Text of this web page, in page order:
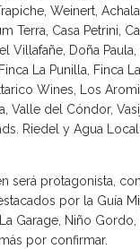
Weinert,
Terra, Casa Petrini,
Villafañe, Doña
La Punilla, Finca
Wines, Los
Valle del Cóndor,
Riedel y Agua
será protagonista,
por la Guía
Garage, Niño
por confirmar.